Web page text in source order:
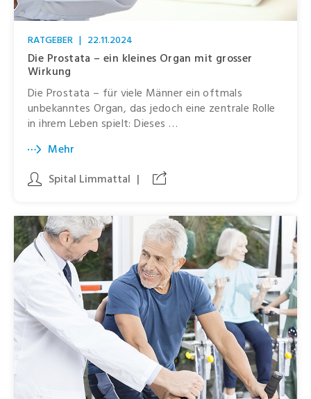
RATGEBER | 22.11.2024
Die Prostata – ein kleines Organ mit grosser
Wirkung
Die Prostata – für viele Männer ein oftmals
unbekanntes Organ, das jedoch eine zentrale Rolle
in ihrem Leben spielt: Dieses …
Mehr
Spital Limmattal |